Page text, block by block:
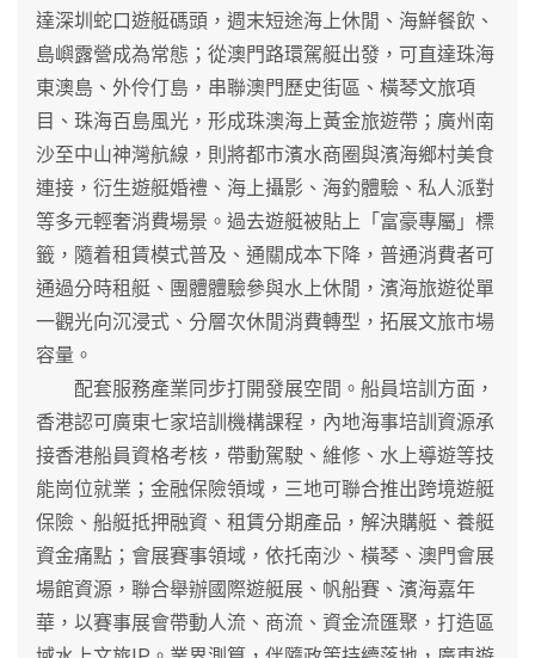
達深圳蛇口遊艇碼頭，週末短途海上休閒、海鮮餐飲、
島嶼露營成為常態；從澳門路環駕艇出發，可直達珠海
東澳島、外伶仃島，串聯澳門歷史街區、橫琴文旅項
目、珠海百島風光，形成珠澳海上黃金旅遊帶；廣州南
沙至中山神灣航線，則將都市濱水商圈與濱海鄉村美食
連接，衍生遊艇婚禮、海上攝影、海釣體驗、私人派對
等多元輕奢消費場景。過去遊艇被貼上「富豪專屬」標
籤，隨着租賃模式普及、通關成本下降，普通消費者可
通過分時租艇、團體體驗參與水上休閒，濱海旅遊從單
一觀光向沉浸式、分層次休閒消費轉型，拓展文旅市場
容量。
配套服務產業同步打開發展空間。船員培訓方面，
香港認可廣東七家培訓機構課程，內地海事培訓資源承
接香港船員資格考核，帶動駕駛、維修、水上導遊等技
能崗位就業；金融保險領域，三地可聯合推出跨境遊艇
保險、船艇抵押融資、租賃分期產品，解決購艇、養艇
資金痛點；會展賽事領域，依托南沙、橫琴、澳門會展
場館資源，聯合舉辦國際遊艇展、帆船賽、濱海嘉年
華，以賽事展會帶動人流、商流、資金流匯聚，打造區